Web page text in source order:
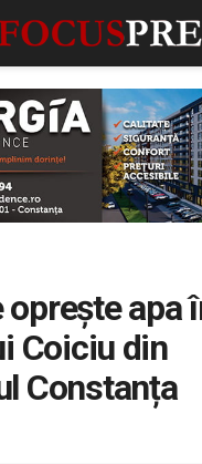
oprește apa
Coiciu din
Constanța